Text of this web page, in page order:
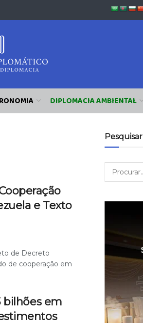
DIPLOMACIA AMBIENTAL
e Texto
de Decreto
de cooperação em
bilhões em
Pesquisar